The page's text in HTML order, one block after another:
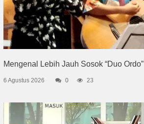
Mengenal Lebih Jauh Sosok “Duo Ordo”
6 Agustus 2026 0 23